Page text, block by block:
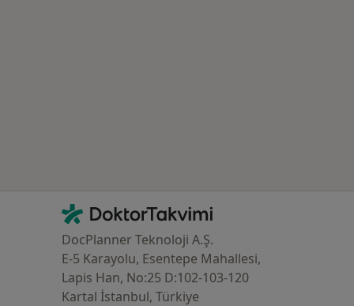
İletişim
DoktorTakvimi - Ana Sayfa
DocPlanner Teknoloji A.Ş.
E-5 Karayolu, Esentepe Mahallesi,
Lapis Han, No:25 D:102-103-120
Kartal İstanbul, Türkiye